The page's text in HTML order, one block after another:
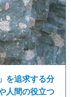
を追求する分
人間の役立つ